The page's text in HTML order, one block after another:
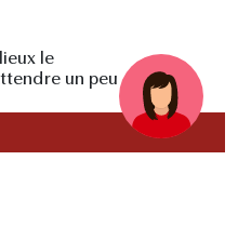
le
un peu